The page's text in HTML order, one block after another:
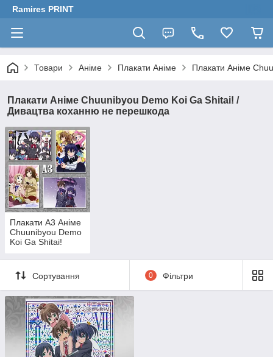
Ramires PRINT
Товари Аніме Плакати Аніме Плакати Аніме
Плакати Аніме Chuunibyou Demo Koi Ga Shitai! /
Дивацтва коханню не перешкода
Плакати А3 Аніме
Chuunibyou Demo
Koi Ga Shitai!
Сортування 0 Фільтри